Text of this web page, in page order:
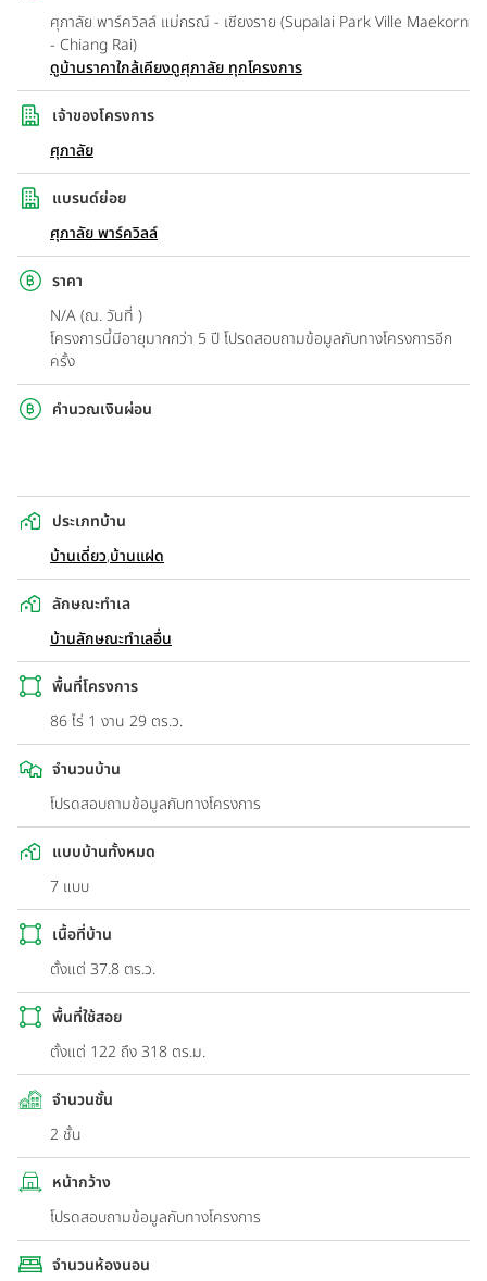
ศุภาลัย พาร์ควิลล์ แม่กรณ์ - เชียงราย (Supalai Park Ville Maekorn
- Chiang Rai)
ดูบ้านราคาใกล้เคียงดูศุภาลัย ทุกโครงการ
เจ้าของโครงการ
ศุภาลัย
แบรนด์ย่อย
ศุภาลัย พาร์ควิลล์
ราคา
N/A (ณ. วันที่ )
โครงการนี้มีอายุมากกว่า 5 ปี โปรดสอบถามข้อมูลกับทางโครงการอีก
ครั้ง
คำนวณเงินผ่อน
ประเภทบ้าน
บ้านเดี่ยว,บ้านแฝด
ลักษณะทำเล
บ้านลักษณะทำเลอื่น
พื้นที่โครงการ
86 ไร่ 1 งาน 29 ตร.ว.
จำนวนบ้าน
โปรดสอบถามข้อมูลกับทางโครงการ
แบบบ้านทั้งหมด
7 แบบ
เนื้อที่บ้าน
ตั้งแต่ 37.8 ตร.ว.
พื้นที่ใช้สอย
ตั้งแต่ 122 ถึง 318 ตร.ม.
จำนวนชั้น
2 ชั้น
หน้ากว้าง
โปรดสอบถามข้อมูลกับทางโครงการ
จำนวนห้องนอน